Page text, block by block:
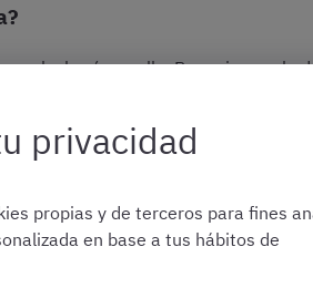
lucharé por ello. Pero si no es
te ayuda a seguir adelante.
perdiendo algún día, o tener que
privacidad
propias y de terceros para fines
en base a tus hábitos de